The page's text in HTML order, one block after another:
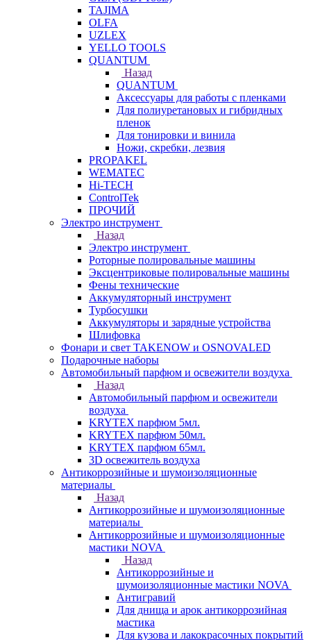
TAJIMA
OLFA
UZLEX
YELLO TOOLS
QUANTUM
Назад
QUANTUM
Аксессуары для работы с пленками
Для полиуретановых и гибридных
пленок
Для тонировки и винила
Ножи, скребки, лезвия
PROPAKEL
WEMATEC
Hi-TECH
ControlTek
ПРОЧИЙ
Электро инструмент
Назад
Электро инструмент
Роторные полировальные машины
Эксцентриковые полировальные машины
Фены технические
Аккумуляторный инструмент
Турбосушки
Аккумуляторы и зарядные устройства
Шлифовка
Фонари и свет TAKENOW и OSNOVALED
Подарочные наборы
Автомобильный парфюм и освежители воздуха
Назад
Автомобильный парфюм и освежители
воздуха
KRYTEX парфюм 5мл.
KRYTEX парфюм 50мл.
KRYTEX парфюм 65мл.
3D освежитель воздуха
Антикоррозийные и шумоизоляционные
материалы
Назад
Антикоррозийные и шумоизоляционные
материалы
Антикоррозийные и шумоизоляционные
мастики NOVA
Назад
Антикоррозийные и
шумоизоляционные мастики NOVA
Антигравий
Для днища и арок антикоррозийная
мастика
Для кузова и лакокрасочных покрытий